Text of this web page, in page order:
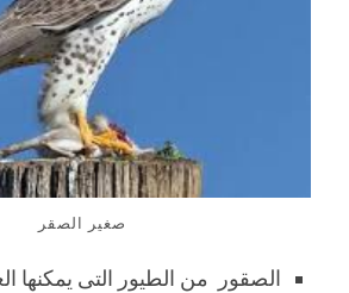
صغير الصقر
الصقور من الطيور التى يمكنها